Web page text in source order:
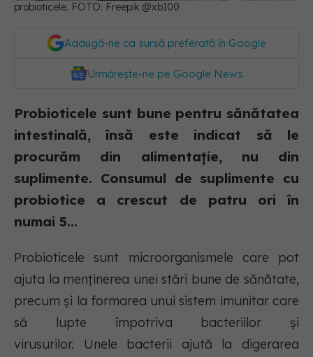
probioticele. FOTO: Freepik @xb100
Adaugă-ne ca sursă preferată în Google
Urmărește-ne pe Google News
Probioticele sunt bune pentru sănătatea
intestinală, însă este indicat să le
procurăm din alimentație, nu din
suplimente. Consumul de suplimente cu
probiotice a crescut de patru ori în
numai 5...
Probioticele sunt microorganismele care pot
ajuta la menținerea unei stări bune de sănătate,
precum și la formarea unui sistem imunitar care
să lupte împotriva bacteriilor și
virusurilor. Unele bacterii ajută la digerarea